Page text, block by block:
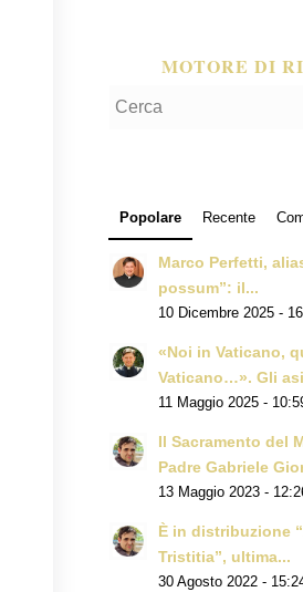
MOTORE DI
Popolare Recente
Marco Perfetti,
possum”: il...
10 Dicembre 2025 -
«Noi in Vaticano,
Vaticano…». Gli
11 Maggio 2025 -
Il Sacramento del
Padre Gabriele
13 Maggio 2023 -
È in distribuzione
Tristitia”, ultima...
30 Agosto 2022 -